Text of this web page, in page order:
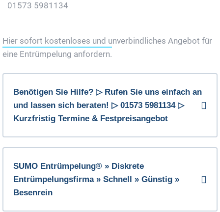
01573 5981134
Hier sofort kostenloses und unverbindliches Angebot für
eine Entrümpelung anfordern.
Benötigen Sie Hilfe? ▷ Rufen Sie uns einfach an
und lassen sich beraten! ▷ 01573 5981134 ▷
Kurzfristig Termine & Festpreisangebot
SUMO Entrümpelung® » Diskrete
Entrümpelungsfirma » Schnell » Günstig »
Besenrein